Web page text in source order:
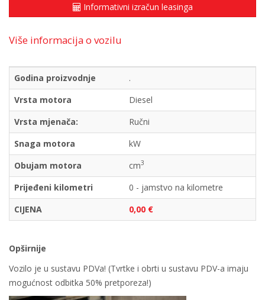
Informativni izračun leasinga
Više informacija o vozilu
Godina proizvodnje
.
Vrsta motora
Diesel
Vrsta mjenača:
Ručni
Snaga motora
kW
Obujam motora
cm3
Prijeđeni kilometri
0 - jamstvo na kilometre
CIJENA
0,00 €
Opširnije
Vozilo je u sustavu PDVa! (Tvrtke i obrti u sustavu PDV-a imaju
mogućnost odbitka 50% pretporeza!)